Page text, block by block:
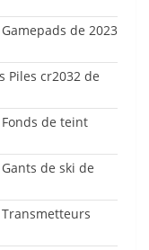
de 2023
Piles cr2032 de
de teint
de ski de